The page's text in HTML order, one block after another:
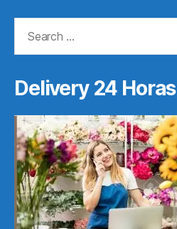
Delivery 24 Horas